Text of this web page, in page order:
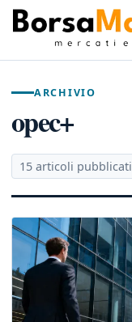
ARCHIVIO
opec+
15 articoli pubblicati